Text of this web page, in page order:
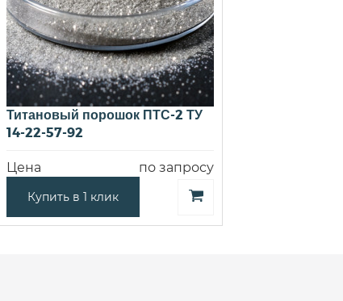
Титановый порошок ПТС-2 ТУ
14-22-57-92
Цена по запросу
Купить в 1 клик